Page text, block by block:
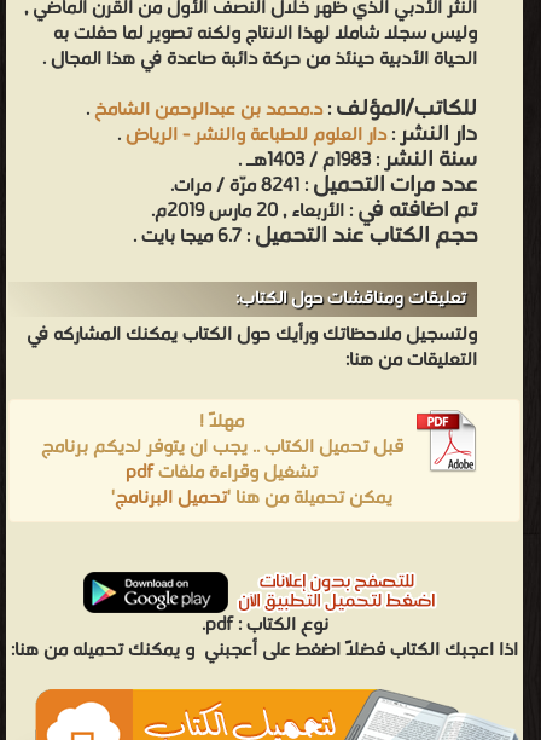
النثر الأدبي الذي ظهر خلال النصف الأول من القرن الماضي ,
وليس سجلا شاملا لهذا الانتاج ولكنه تصوير لما حفلت به
الحياة الأدبية حينئذ من حركة دائبة صاعدة في هذا المجال .
للكاتب/المؤلف:د.محمد بن عبدالرحمن الشامخ.
دار النشر:دار العلوم للطباعة والنشر - الرياض.
سنة النشر: 1983م / 1403هـ .
عدد مرات التحميل: 8241 مرّة / مرات.
تم اضافته في: الأربعاء , 20 مارس 2019م.
حجم الكتاب عند التحميل: 6.7 ميجا بايت .
تعليقات ومناقشات حول الكتاب:
ولتسجيل ملاحظاتك ورأيك حول الكتاب يمكنك المشاركه في
التعليقات من هنا:
مهلاً !
قبل تحميل الكتاب .. يجب ان يتوفر لديكم برنامج
تشغيل وقراءة ملفاتpdf
يمكن تحميلة من هنا 'تحميل البرنامج'
نوع الكتاب :pdf.
اذا اعجبك الكتاب فضلاً اضغط على أعجبني و يمكنك تحميله من هنا: